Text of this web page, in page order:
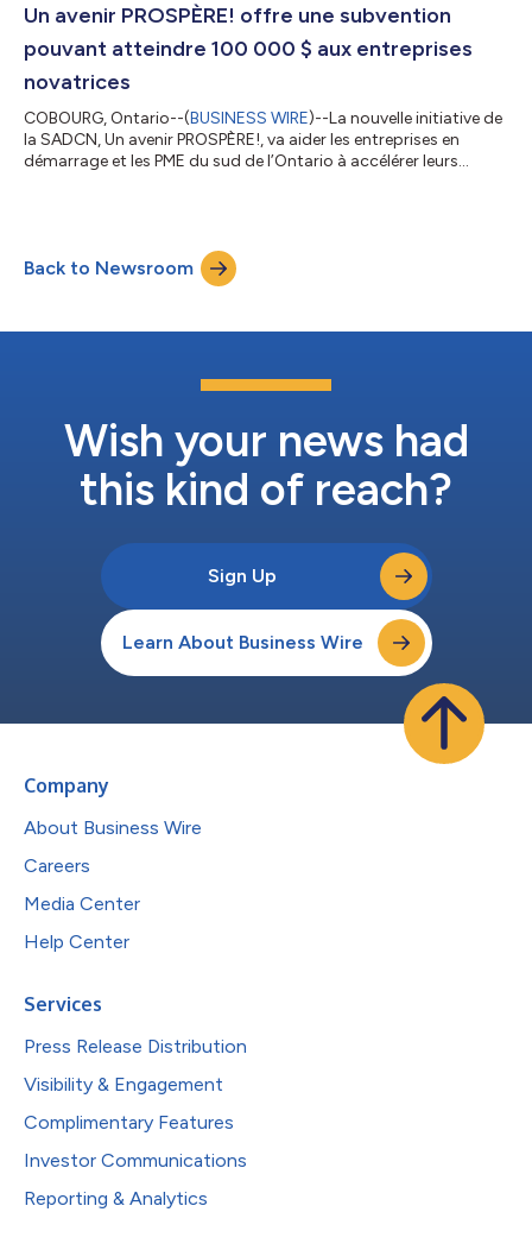
consacré aux entrepreneuses et au soutien de leur
Un avenir PROSPÈRE! offre une subvention
pouvant atteindre 100 000 $ aux entreprises
novatrices
COBOURG, Ontario--(BUSINESS WIRE)--La nouvelle initiative de
la SADCN, Un avenir PROSPÈRE!, va aider les entreprises en
démarrage et les PME du sud de l’Ontario à accélérer leurs
subvention de contrepartie non remboursable pouvant
atteindre 25 000 $ est mise à la disposition des entreprises en
Back to Newsroom
Wish your news had
this kind of reach?
Sign Up
Learn About Business Wire
Company
About Business Wire
Careers
Media Center
Help Center
Services
Press Release Distribution
Visibility & Engagement
Complimentary Features
Investor Communications
Reporting & Analytics